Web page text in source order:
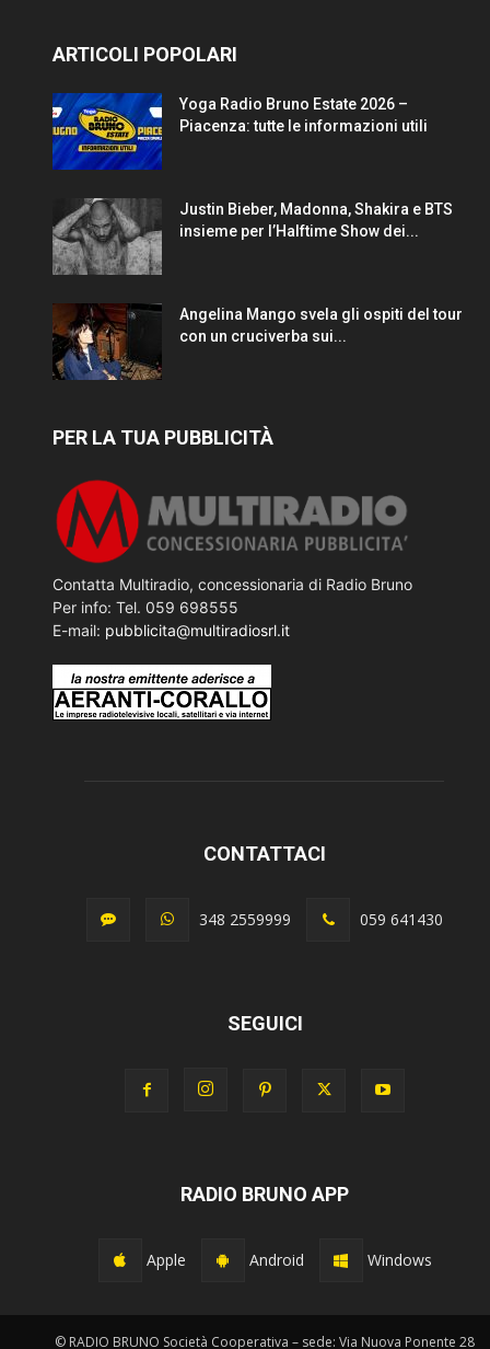
ARTICOLI POPOLARI
Yoga Radio Bruno Estate 2026 –
Piacenza: tutte le informazioni utili
Justin Bieber, Madonna, Shakira e BTS
insieme per l’Halftime Show dei...
Angelina Mango svela gli ospiti del tour
con un cruciverba sui...
PER LA TUA PUBBLICITÀ
Contatta Multiradio, concessionaria di Radio Bruno
Per info: Tel. 059 698555
E-mail: pubblicita@multiradiosrl.it
CONTATTACI
348 2559999 059 641430
SEGUICI
RADIO BRUNO APP
Apple Android Windows
© RADIO BRUNO Società Cooperativa – sede: Via Nuova Ponente 28